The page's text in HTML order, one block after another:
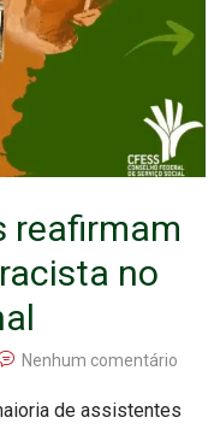
reafirmam
no
Nenhum comentário
de assistentes